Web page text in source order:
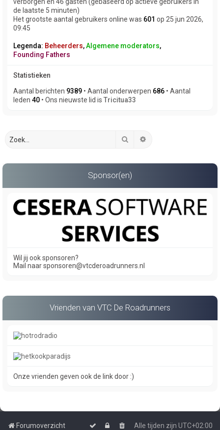
de laatste 5 minuten)
Het grootste aantal gebruikers online was 601 op 25 jun 2026,
09:45
Legenda: Beheerders,Algemene moderators,
Founding Fathers
Statistieken
Aantal berichten 9389 • Aantal onderwerpen 686 • Aantal
leden 40 • Ons nieuwste lid is Tricitua33
Zoek
Sponsor(en)
Wil jij ook sponsoren?
Mail naar sponsoren@vtcderoadrunners.nl
Vrienden van VTC De Roadrunners
Onze vrienden geven ook de link door :)
Forumoverzicht Alle tijden zijn UTC+02:00